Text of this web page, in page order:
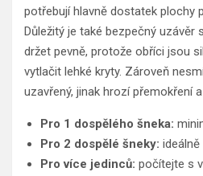
potřebují hlavně dostatek plochy
Důležitý je také bezpečný uzávěr
držet pevně, protože obříci jsou
vytlačit lehké kryty. Zároveň
uzavřený, jinak hrozí přemokření
Pro 1 dospělého šneka:
Pro 2 dospělé šneky: ideálně
Pro více jedinců: počítejte s